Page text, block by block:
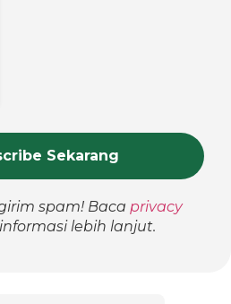
spam! Baca privacy
lebih lanjut.